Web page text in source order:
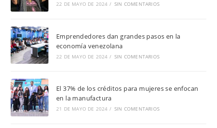
22 DE MAYO DE 2024 / SIN COMENTARIOS
Emprendedores dan grandes pasos en la
economía venezolana
22 DE MAYO DE 2024 / SIN COMENTARIOS
El 37% de los créditos para mujeres se enfocan
en la manufactura
21 DE MAYO DE 2024 / SIN COMENTARIOS